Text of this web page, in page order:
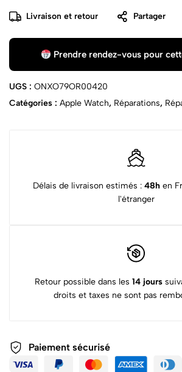
Livraison et retour Partager
Prendre rendez-vous pour
UGS : ONXO79OR00420
Catégories : Apple Watch, Réparations,
Délais de livraison estimés : 48h en
l'étranger
Retour possible dans les 14 jours
droits et taxes ne sont pas
Paiement sécurisé